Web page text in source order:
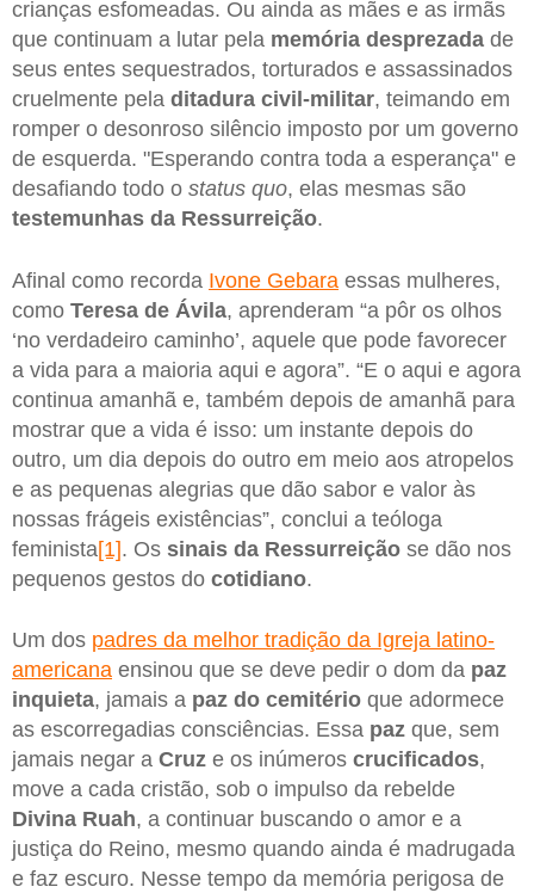
crianças esfomeadas. Ou ainda as mães e as irmãs
que continuam a lutar pela memória desprezada de
seus entes sequestrados, torturados e assassinados
cruelmente pela ditadura civil-militar, teimando em
romper o desonroso silêncio imposto por um governo
de esquerda. "Esperando contra toda a esperança" e
desafiando todo o status quo, elas mesmas são
testemunhas da Ressurreição.
Afinal como recorda Ivone Gebara essas mulheres,
como Teresa de Ávila, aprenderam “a pôr os olhos
‘no verdadeiro caminho’, aquele que pode favorecer
a vida para a maioria aqui e agora”. “E o aqui e agora
continua amanhã e, também depois de amanhã para
mostrar que a vida é isso: um instante depois do
outro, um dia depois do outro em meio aos atropelos
e as pequenas alegrias que dão sabor e valor às
nossas frágeis existências”, conclui a teóloga
feminista[1]. Os sinais da Ressurreição se dão nos
pequenos gestos do cotidiano.
Um dos padres da melhor tradição da Igreja latino-
americana ensinou que se deve pedir o dom da paz
inquieta, jamais a paz do cemitério que adormece
as escorregadias consciências. Essa paz que, sem
jamais negar a Cruz e os inúmeros crucificados,
move a cada cristão, sob o impulso da rebelde
Divina Ruah, a continuar buscando o amor e a
justiça do Reino, mesmo quando ainda é madrugada
e faz escuro. Nesse tempo da memória perigosa de